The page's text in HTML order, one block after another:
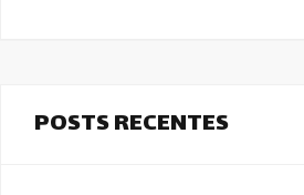
POSTS RECENTES